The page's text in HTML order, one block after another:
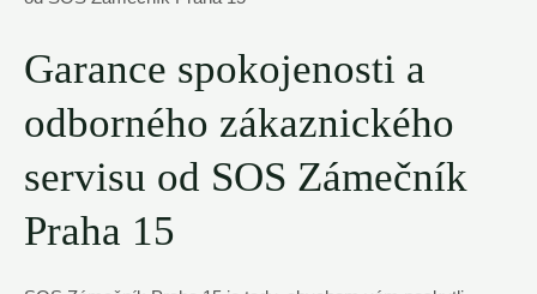
Garance spokojenosti a
odborného zákaznického
servisu od SOS Zámečník
Praha 15